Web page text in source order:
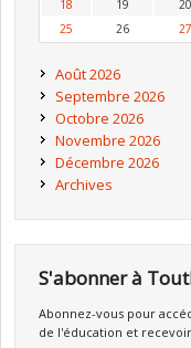
18
19 20
25
26 27
Août 2026
Septembre 2026
Octobre 2026
Novembre 2026
Décembre 2026
Archives
S'abonner à
Abonnez-vous pour
de l'éducation et